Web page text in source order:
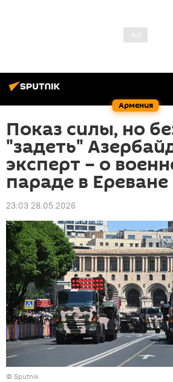
Армения
Показ силы, но
"задеть"
эксперт – о
параде в Ереване
23:03 28.05.2026
© Sputnik